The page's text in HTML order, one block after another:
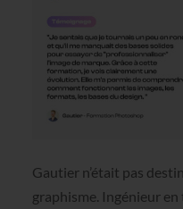
Gautier n’était pas
graphisme. Ingénieur